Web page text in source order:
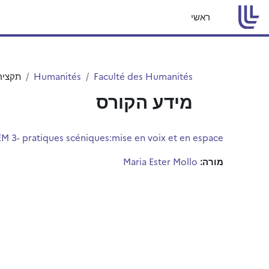
דילוג לתוכן הראשי
ראשי
Faculté des Humanités
Humanités
מידע הקורס
3- pratiques scéniques:mise en voix et en espace
מורה: Maria Ester Mollo